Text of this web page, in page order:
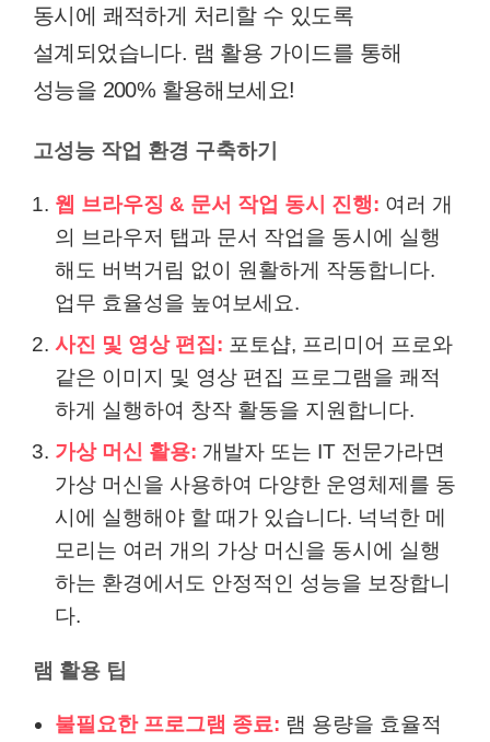
동시에 쾌적하게 처리할 수 있도록
설계되었습니다. 램 활용 가이드를 통해
성능을 200% 활용해보세요!
고성능 작업 환경 구축하기
웹 브라우징 & 문서 작업 동시 진행: 여러 개
의 브라우저 탭과 문서 작업을 동시에 실행
해도 버벅거림 없이 원활하게 작동합니다.
업무 효율성을 높여보세요.
사진 및 영상 편집: 포토샵, 프리미어 프로와
같은 이미지 및 영상 편집 프로그램을 쾌적
하게 실행하여 창작 활동을 지원합니다.
가상 머신 활용: 개발자 또는 IT 전문가라면
가상 머신을 사용하여 다양한 운영체제를 동
시에 실행해야 할 때가 있습니다. 넉넉한 메
모리는 여러 개의 가상 머신을 동시에 실행
하는 환경에서도 안정적인 성능을 보장합니
다.
램 활용 팁
불필요한 프로그램 종료: 램 용량을 효율적